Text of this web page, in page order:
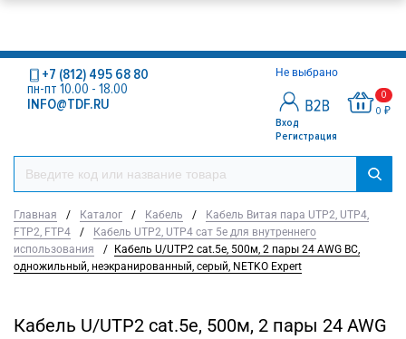
Не выбрано
Вход
Регистрация
0
0 ₽
+7 (812) 495 68 80
пн-пт 10.00 - 18.00
INFO@TDF.RU
Главная / Каталог / Кабель /
Кабель Витая пара UTP2, UTP4,
FTP2, FTP4
/
Кабель UTP2, UTP4 сат 5е для внутреннего
использования
/
Кабель U/UTP2 cat.5е, 500м, 2 пары 24 AWG BC,
одножильный, неэкранированный, серый, NETKO Expert
Кабель U/UTP2 cat.5е, 500м, 2 пары 24 AWG